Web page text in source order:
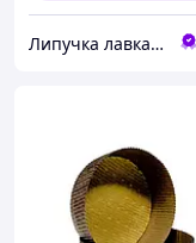
Липучка лавка кондитера